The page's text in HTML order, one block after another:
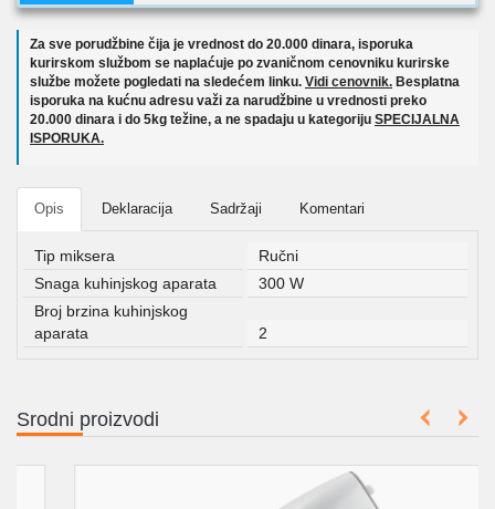
Za sve porudžbine čija je vrednost do 20.000 dinara, isporuka
kurirskom službom se naplaćuje po zvaničnom cenovniku kurirske
službe možete pogledati na sledećem linku. Vidi cenovnik. Besplatna
isporuka na kućnu adresu važi za narudžbine u vrednosti preko
20.000 dinara i do 5kg težine, a ne spadaju u kategoriju SPECIJALNA
ISPORUKA.
Opis Deklaracija Sadržaji Komentari
Tip miksera
Ručni
Snaga kuhinjskog aparata
300 W
Broj brzina kuhinjskog
aparata
2
Srodni proizvodi